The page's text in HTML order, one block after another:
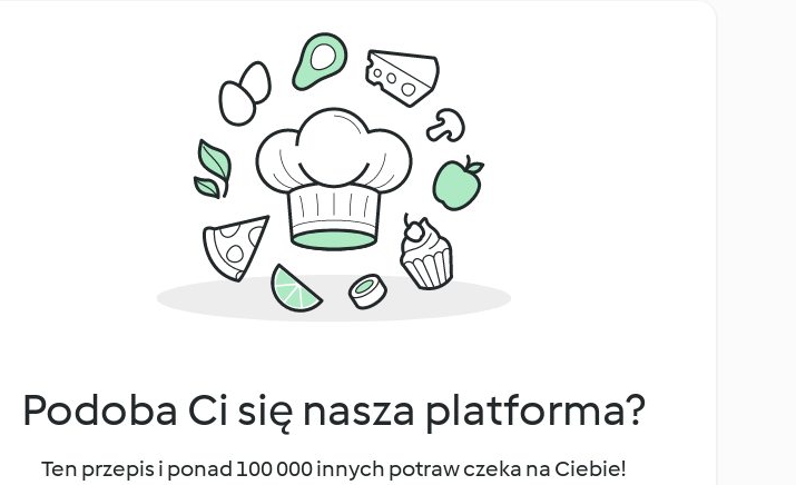
Podoba Ci się nasza platforma?
Ten przepis i ponad 100 000 innych potraw czeka na Ciebie!